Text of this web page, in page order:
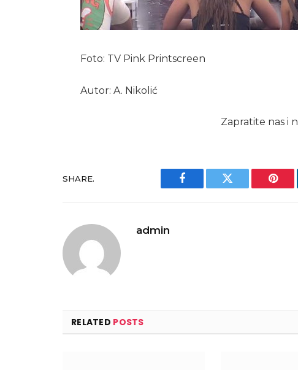
Foto: TV Pink Printscreen
Autor: A. Nikolić
Zapratite nas i
SHARE.
Facebook Twitter
admin
RELATED POSTS